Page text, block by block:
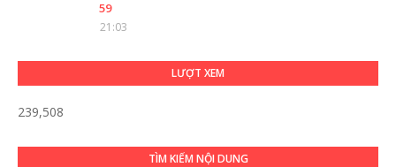
59
21:03
LƯỢT XEM
239,508
TÌM KIẾM NỘI DUNG